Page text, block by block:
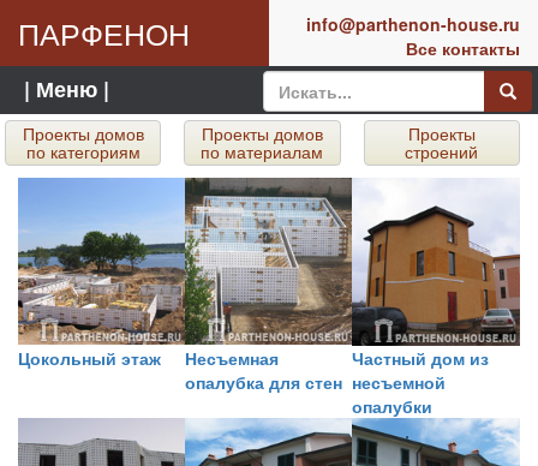
ПАРФЕНОН
info@parthenon-house.ru
Все контакты
| Меню |
Проекты домов
по категориям
Проекты домов
по материалам
Проекты
строений
Цокольный этаж
Несъемная
опалубка для стен
Частный дом из
несъемной
опалубки